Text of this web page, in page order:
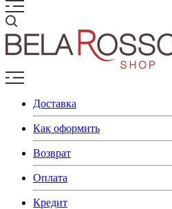
Доставка
Как оформить
Возврат
Оплата
Кредит